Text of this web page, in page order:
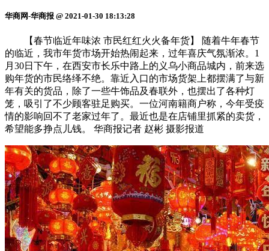
华商网-华商报 @ 2021-01-30 18:13:28
【春节临近年味浓 市民红红火火备年货】 随着牛年春节
的临近，我市年货市场开始热闹起来，过年喜庆气氛渐浓。1
月30日下午，在西安市长乐中路上的义乌小商品城内，前来选
购年货的市民络绎不绝。靠近入口的市场货架上都摆满了与新
年有关的货品，除了一些牛饰品及春联外，也摆出了各种灯
笼，吸引了不少顾客驻足购买。一位河南籍商户称，今年受疫
情的影响回不了老家过年了。最近也是在店铺里抓紧的卖货，
希望能多挣点儿钱。 华商报记者 赵彬 摄影报道